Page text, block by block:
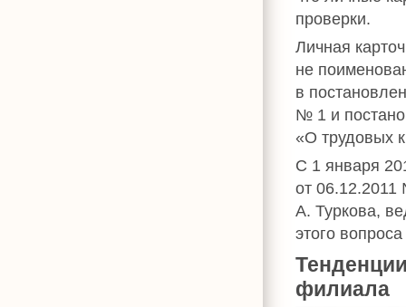
проверки.
Личная
не
в
№ 1 и
«О трудовых
С 1 января
от
А. Туркова,
этого
филиала